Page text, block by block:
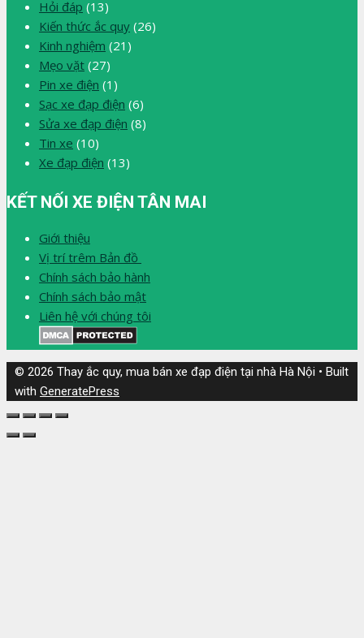
Hỏi đáp (13)
Kiến thức ắc quy (26)
Kinh nghiệm (21)
Mẹo vặt (27)
Pin xe điện (1)
Sạc xe đạp điện (6)
Sửa xe đạp điện (8)
Tin xe (10)
Xe đạp điện (13)
KẾT NỐI XE ĐIỆN TÂN MAI
Giới thiệu
Vị trí trêm Bản đồ
Chính sách bảo hành
Chính sách bảo mật
Liên hệ với chúng tôi
© 2026 Thay ắc quy, mua bán xe đạp điện tại nhà Hà Nội • Built
with GeneratePress